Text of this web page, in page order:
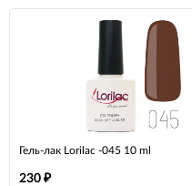
Гель-лак Lorilac -045 10 ml
230 ₽